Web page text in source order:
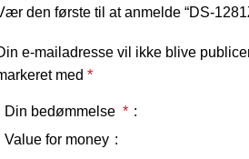
den første til at anmelde “DS-
e-mailadresse vil ikke blive
med *
Din bedømmelse *
Value for money